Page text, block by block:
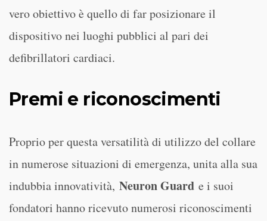
vero obiettivo è quello di far posizionare il
dispositivo nei luoghi pubblici al pari dei
defibrillatori cardiaci.
Premi e riconoscimenti
Proprio per questa versatilità di utilizzo del collare
in numerose situazioni di emergenza, unita alla sua
indubbia innovatività, Neuron Guard e i suoi
fondatori hanno ricevuto numerosi riconoscimenti